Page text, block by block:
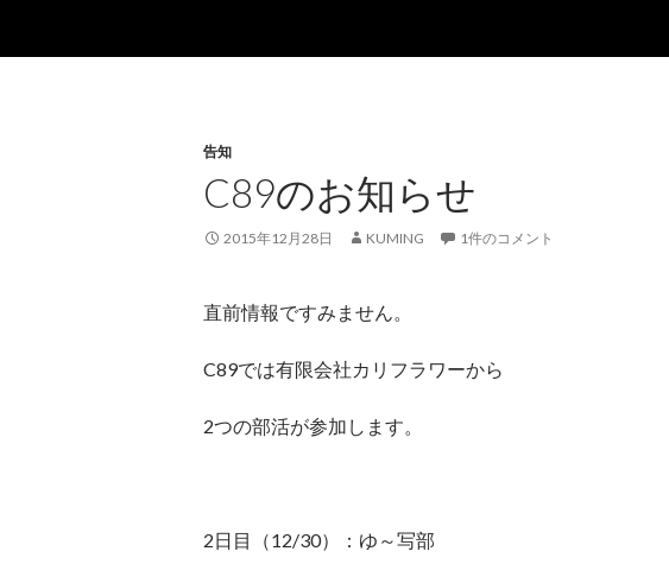
告知
C89のお知らせ
2015年12月28日 KUMING 1件のコメント
直前情報ですみません。
C89では有限会社カリフラワーから
2つの部活が参加します。
2日目（12/30）：ゆ～写部